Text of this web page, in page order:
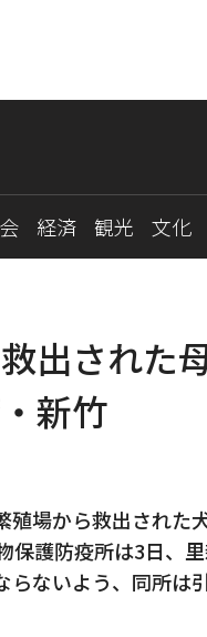
経済 観光 文化
出された
新竹
殖場から救出された
保護防疫所は3日、
らないよう、同所は